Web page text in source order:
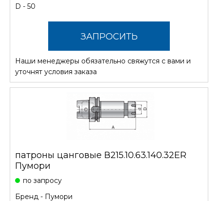
D - 50
ЗАПРОСИТЬ
СТОИМОСТЬ
Наши менеджеры обязательно свяжутся с вами и
уточнят условия заказа
патроны цанговые В215.10.63.140.32ER
Пумори
по запросу
Бренд - Пумори